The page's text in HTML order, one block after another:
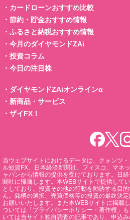
・ カードローンおすすめ比較
・ 節約・貯金おすすめ情報
・ ふるさと納税おすすめ情報
・ 今月のダイヤモンドZAi
・ 投資コラム
・ 今日の注目株
・ ダイヤモンドZAiオンラインα
・ 新商品・サービス
・ ザイFX！
当ウェブサイトにおけるデータは、クォンツ
ル短資FX、日本経済新聞社、フィスコ、マネ
ャパンから情報の提供を受けております。日
聞社に帰属します。本WEBサイトで提供して
としており、投資その他の行動を勧誘する目
ん。銘柄の選択、売買価格等の投資の最終決
お願いいたします。また本WEBサイトに掲載
ついては「プライバシーポリシー・著作権」
いては当サイト独自調査の記事であり、申込